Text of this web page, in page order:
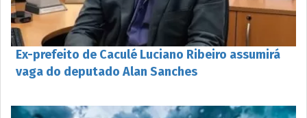
Ex-prefeito de Caculé Luciano Ribeiro assumirá
vaga do deputado Alan Sanches